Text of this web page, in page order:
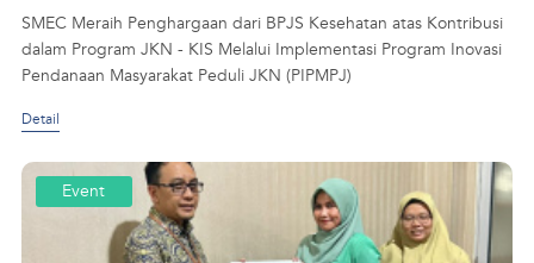
SMEC Meraih Penghargaan dari BPJS Kesehatan atas Kontribusi
dalam Program JKN - KIS Melalui Implementasi Program Inovasi
Pendanaan Masyarakat Peduli JKN (PIPMPJ)
Detail
Event